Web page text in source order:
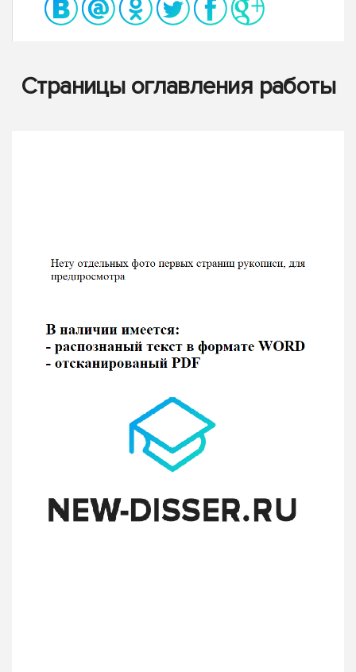
Страницы оглавления работы